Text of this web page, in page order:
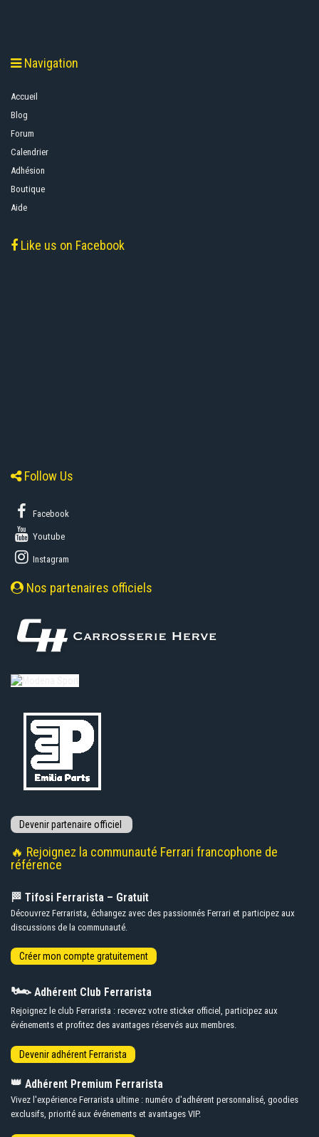
Navigation
Accueil
Blog
Forum
Calendrier
Adhésion
Boutique
Aide
Like us on Facebook
Follow Us
Facebook
Youtube
Instagram
Nos partenaires officiels
🔥 Rejoignez la communauté Ferrari francophone de
référence
🏁 Tifosi Ferrarista – Gratuit
Découvrez Ferrarista, échangez avec des passionnés Ferrari et participez aux
discussions de la communauté.
🏎️ Adhérent Club Ferrarista
Rejoignez le club Ferrarista : recevez votre sticker officiel, participez aux
événements et profitez des avantages réservés aux membres.
👑 Adhérent Premium Ferrarista
Vivez l'expérience Ferrarista ultime : numéro d'adhérent personnalisé, goodies
exclusifs, priorité aux événements et avantages VIP.